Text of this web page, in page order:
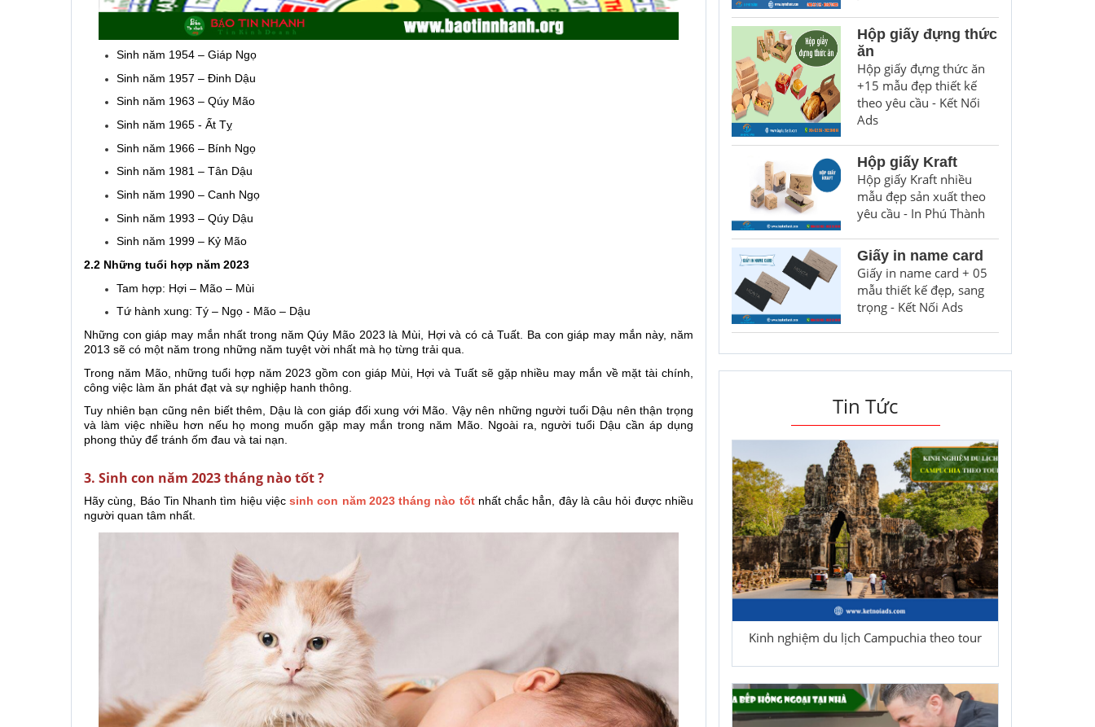
Sinh năm 1954 – Giáp Ngọ
Sinh năm 1957 – Đinh Dậu
Sinh năm 1963 – Qúy Mão
Sinh năm 1965 - Ất Tỵ
Sinh năm 1966 – Bính Ngọ
Sinh năm 1981 – Tân Dậu
Sinh năm 1990 – Canh Ngọ
Sinh năm 1993 – Qúy Dậu
Sinh năm 1999 – Kỷ Mão
2.2 Những tuổi hợp năm 2023
Tam hợp: Hợi – Mão – Mùi
Tứ hành xung: Tý – Ngọ - Mão – Dậu
Những con giáp may mắn nhất trong năm Qúy Mão 2023 là Mùi, Hợi và có cả Tuất. Ba con giáp may mắn này, năm
2013 sẽ có một năm trong những năm tuyệt vời nhất mà họ từng trải qua.
Trong năm Mão, những tuổi hợp năm 2023 gồm con giáp Mùi, Hợi và Tuất sẽ gặp nhiều may mắn về mặt tài chính,
công việc làm ăn phát đạt và sự nghiệp hanh thông.
Tuy nhiên bạn cũng nên biết thêm, Dậu là con giáp đối xung với Mão. Vậy nên những người tuổi Dậu nên thận trọng
và làm việc nhiều hơn nếu họ mong muốn gặp may mắn trong năm Mão. Ngoài ra, người tuổi Dậu cần áp dụng
phong thủy để tránh ốm đau và tai nạn.
3. Sinh con năm 2023 tháng nào tốt ?
Hãy cùng, Báo Tin Nhanh tìm hiệu việcsinh con năm 2023 tháng nào tốtnhất chắc hẳn, đây là câu hỏi được nhiều
người quan tâm nhất.
Hộp giấy đựng thức
ăn
Hộp giấy đựng thức ăn
+15 mẫu đẹp thiết kế
theo yêu cầu - Kết Nối
Ads
Hộp giấy Kraft
Hộp giấy Kraft nhiều
mẫu đẹp sản xuất theo
yêu cầu - In Phú Thành
Giấy in name card
Giấy in name card + 05
mẫu thiết kế đẹp, sang
trọng - Kết Nối Ads
Tin Tức
Kinh nghiệm du lịch Campuchia theo tour